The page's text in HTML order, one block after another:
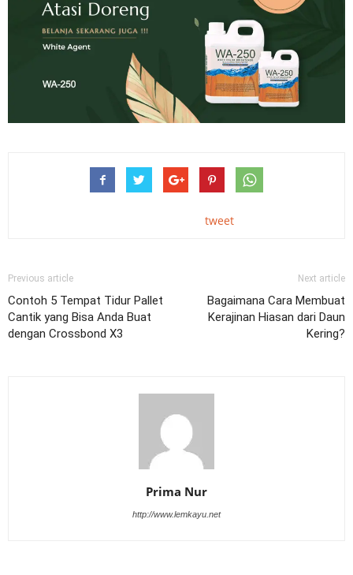
tweet
Previous article
Contoh 5 Tempat Tidur Pallet
Cantik yang Bisa Anda Buat
dengan Crossbond X3
Next article
Bagaimana Cara Membuat
Kerajinan Hiasan dari Daun
Kering?
Prima Nur
http://www.lemkayu.net